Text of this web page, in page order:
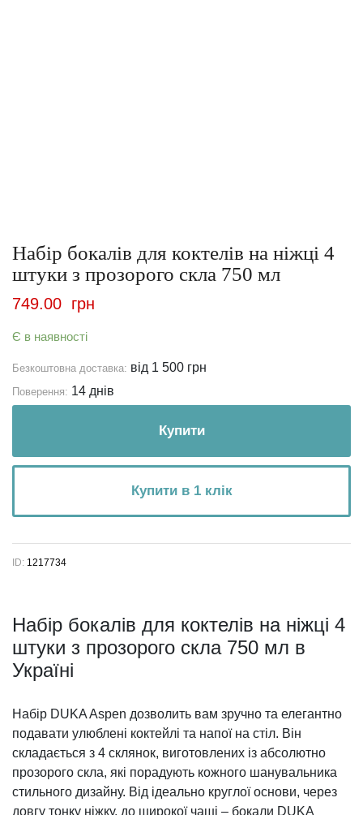
Набір бокалів для коктелів на ніжці 4
штуки з прозорого скла 750 мл
749.00 грн
Є в наявності
Безкоштовна доставка: від 1 500 грн
Поверення: 14 днів
Купити
Купити в 1 клік
ID: 1217734
Набір бокалів для коктелів на ніжці 4
штуки з прозорого скла 750 мл в
Україні
Набір DUKA Aspen дозволить вам зручно та елегантно
подавати улюблені коктейлі та напої на стіл. Він
складається з 4 склянок, виготовлених із абсолютно
прозорого скла, які порадують кожного шанувальника
стильного дизайну. Від ідеально круглої основи, через
довгу тонку ніжку, до широкої чаші – бокали DUKA